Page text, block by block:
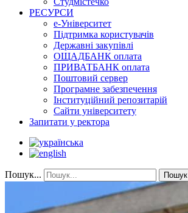
РЕСУРСИ
е-Університет
Підтримка користувачів
Державні закупівлі
ОЩАДБАНК оплата
ПРИВАТБАНК оплата
Поштовий сервер
Програмне забезпечення
Інституційний репозитарій
Сайти університету
Запитати у ректора
Пошук... Пошук